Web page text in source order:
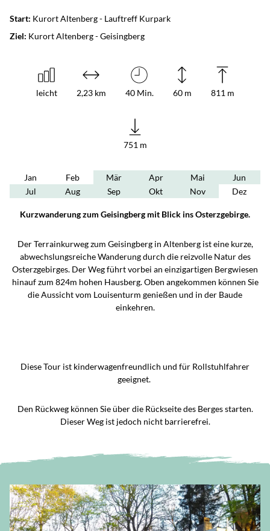
Start: Kurort Altenberg - Lauftreff Kurpark
Ziel: Kurort Altenberg - Geisingberg
leicht 2,23 km 40 Min. 60 m 811 m
751 m
Jan Feb Mär Apr Mai
Jun
Jul
Aug Sep Okt Nov Dez
Kurzwanderung zum Geisingberg mit Blick ins Osterzgebirge.
Der Terrainkurweg zum Geisingberg in Altenberg ist eine kurze,
abwechslungsreiche Wanderung durch die reizvolle Natur des
Osterzgebirges. Der Weg führt vorbei an einzigartigen Bergwiesen
hinauf zum 824m hohen Hausberg. Oben angekommen können Sie
die Aussicht vom Louisenturm genießen und in der Baude
einkehren.
Diese Tour ist kinderwagenfreundlich und für Rollstuhlfahrer
geeignet.
Den Rückweg können Sie über die Rückseite des Berges starten.
Dieser Weg ist jedoch nicht barrierefrei.